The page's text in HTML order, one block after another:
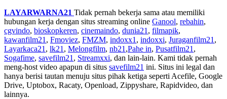
LAYARWARNA21 Tidak pernah bekerja sama atau memiliki
hubungan kerja dengan situs streaming online Ganool, rebahin,
cgvindo, bioskopkeren, cinemaindo, dunia21 , filmapik,
kawanfilm21 , Fmoviez, FMZM, indoxx1 , indoxxi, Juraganfilm21 ,
Layarkaca21 , lk21 , Melongfilm, nb21 ,Pahe in, Pusatfilm21 ,
Sogafime, savefilm21 , Streamxxi, dan lain-lain. Kami tidak pernah
meng-host video apapun di situs savefilm21 ini. Situs ini legal dan
hanya berisi tautan menuju situs pihak ketiga seperti Acefile, Google
Drive, Uptobox, Racaty, Openload, Zippyshare, Rapidvideo, dan
lainnya.